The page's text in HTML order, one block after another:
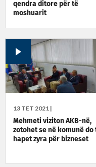
qendra ditore për të
moshuarit
13 TET 2021 |
Mehmeti viziton AKB-në,
zotohet se në komunë do
hapet zyra për bizneset